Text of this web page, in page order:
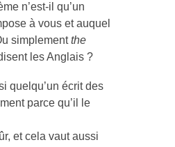
n’est-il qu’un
à vous et auquel
simplementthe
les Anglais ?
quelqu’un écrit des
parce qu’il le
et cela vaut aussi